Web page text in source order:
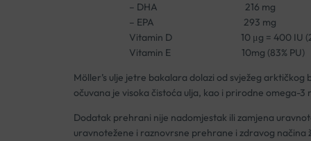
– DHA 216 mg
– EPA 293 mg
Vitamin D 10 μg = 400 IU
Vitamin E 10mg (83% PU)
Möller’s ulje jetre bakalara dolazi od svježeg
očuvana je visoka čistoća ulja, kao i prirodne omega-
Dodatak prehrani nije nadomjestak ili zamjena
uravnotežene i raznovrsne prehrane i zdravog načina